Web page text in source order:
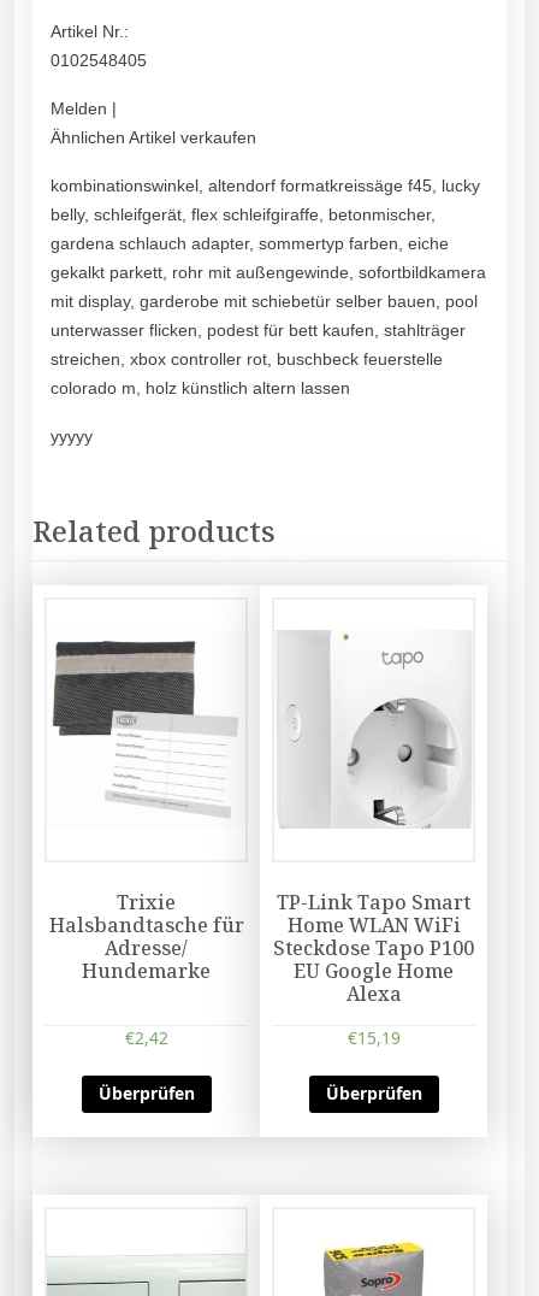
Artikel Nr.:
0102548405
Melden |
Ähnlichen Artikel verkaufen
kombinationswinkel, altendorf formatkreissäge f45, lucky
belly, schleifgerät, flex schleifgiraffe, betonmischer,
gardena schlauch adapter, sommertyp farben, eiche
gekalkt parkett, rohr mit außengewinde, sofortbildkamera
mit display, garderobe mit schiebetür selber bauen, pool
unterwasser flicken, podest für bett kaufen, stahlträger
streichen, xbox controller rot, buschbeck feuerstelle
colorado m, holz künstlich altern lassen
yyyyy
Related products
Trixie
Halsbandtasche für
Adresse/
Hundemarke
€2,42
Überprüfen
TP-Link Tapo Smart
Home WLAN WiFi
Steckdose Tapo P100
EU Google Home
Alexa
€15,19
Überprüfen